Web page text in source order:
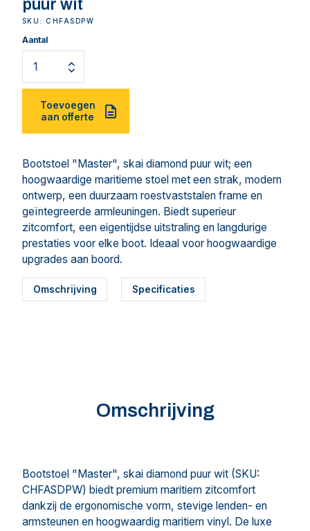
puur wit
SKU: CHFASDPW
Aantal
Toevoegen
aan offerte
Bootstoel "Master", skai diamond puur wit; een
hoogwaardige maritieme stoel met een strak, modern
ontwerp, een duurzaam roestvaststalen frame en
geïntegreerde armleuningen. Biedt superieur
zitcomfort, een eigentijdse uitstraling en langdurige
prestaties voor elke boot. Ideaal voor hoogwaardige
upgrades aan boord.
Omschrijving Specificaties
Omschrijving
Bootstoel "Master", skai diamond puur wit (SKU:
CHFASDPW) biedt premium maritiem zitcomfort
dankzij de ergonomische vorm, stevige lenden- en
armsteunen en hoogwaardig maritiem vinyl. De luxe